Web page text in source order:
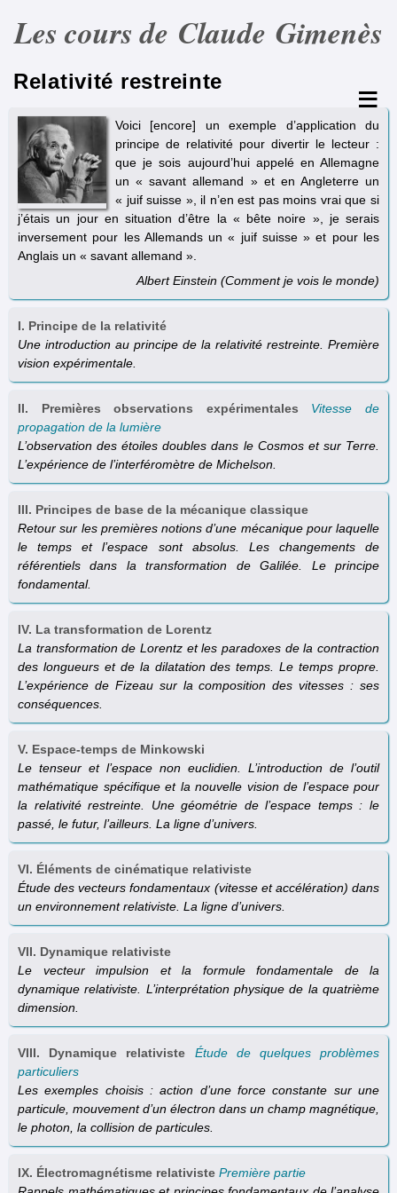
Les cours de Claude Gimenès
Relativité restreinte
Voici [encore] un exemple d’application du
principe de relativité pour divertir le lecteur :
que je sois aujourd’hui appelé en Allemagne
un « savant allemand » et en Angleterre un
« juif suisse », il n’en est pas moins vrai que si
j’étais un jour en situation d’être la « bête noire », je serais
inversement pour les Allemands un « juif suisse » et pour les
Anglais un « savant allemand ».
Albert Einstein (Comment je vois le monde)
I. Principe de la relativité
Une introduction au principe de la relativité restreinte. Première
vision expérimentale.
II. Premières observations expérimentales
Vitesse de
propagation de la lumière
L’observation des étoiles doubles dans le Cosmos et sur Terre.
L’expérience de l’interféromètre de Michelson.
III. Principes de base de la mécanique classique
Retour sur les premières notions d’une mécanique pour laquelle
le temps et l’espace sont absolus. Les changements de
référentiels dans la transformation de Galilée. Le principe
fondamental.
IV. La transformation de Lorentz
La transformation de Lorentz et les paradoxes de la contraction
des longueurs et de la dilatation des temps. Le temps propre.
L’expérience de Fizeau sur la composition des vitesses : ses
conséquences.
V. Espace-temps de Minkowski
Le tenseur et l’espace non euclidien. L’introduction de l’outil
mathématique spécifique et la nouvelle vision de l’espace pour
la relativité restreinte. Une géométrie de l’espace temps : le
passé, le futur, l’ailleurs. La ligne d’univers.
VI. Éléments de cinématique relativiste
Étude des vecteurs fondamentaux (vitesse et accélération) dans
un environnement relativiste. La ligne d’univers.
VII. Dynamique relativiste
Le vecteur impulsion et la formule fondamentale de la
dynamique relativiste. L’interprétation physique de la quatrième
dimension.
VIII. Dynamique relativiste
Étude de quelques problèmes
particuliers
Les exemples choisis : action d’une force constante sur une
particule, mouvement d’un électron dans un champ magnétique,
le photon, la collision de particules.
IX. Électromagnétisme relativiste Première partie